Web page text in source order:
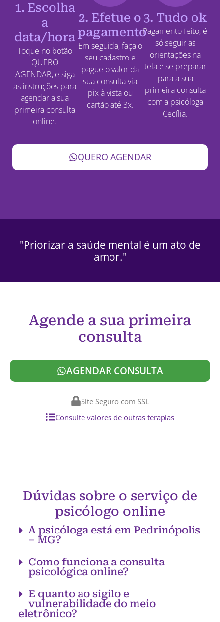
1. Escolha
a
data/hora
Toque no botão
QUERO
AGENDAR, e siga
as instruções para
agendar a sua
primeira consulta
online.
2. Efetue o
pagamento
Em seguida, faça o
seu cadastro e
pague o valor da
sua consulta via
pix à vista ou
cartão até 3x.
3. Tudo ok
Pagamento feito, é
só seguir as
orientações na
tela e se preparar
para a sua
primeira consulta
com a psicóloga
Cecília.
QUERO AGENDAR
"Priorizar a saúde mental é um ato de
amor."
Agende a sua primeira
consulta
AGENDAR CONSULTA
Site Seguro com SSL
Consulte valores de outras terapias
Dúvidas sobre o serviço de
psicólogo online
A psicóloga está em Pedrinópolis
– MG?
Como funciona a consulta
psicológica online?
E quanto ao sigilo e
vulnerabilidade do meio
eletrônico?